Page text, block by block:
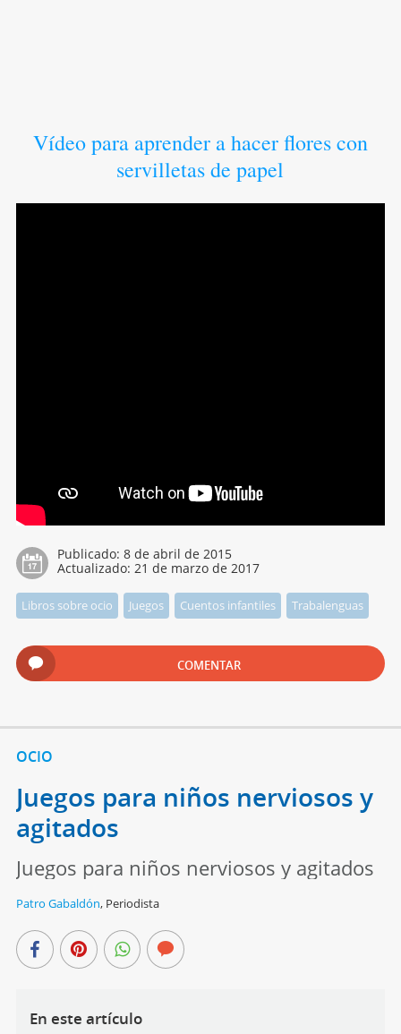
Vídeo para aprender a hacer flores con
servilletas de papel
Publicado: 8 de abril de 2015
Actualizado: 21 de marzo de 2017
Libros sobre ocio Juegos Cuentos infantiles Trabalenguas
COMENTAR
OCIO
Juegos para niños nerviosos y
agitados
Juegos para niños nerviosos y agitados
Patro Gabaldón, Periodista
En este artículo